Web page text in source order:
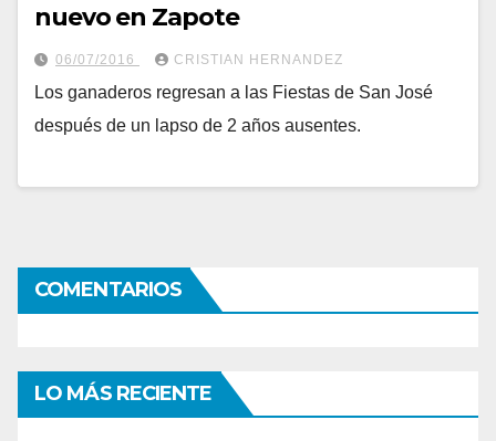
nuevo en Zapote
06/07/2016 CRISTIAN HERNANDEZ
Los ganaderos regresan a las Fiestas de San José
después de un lapso de 2 años ausentes.
COMENTARIOS
LO MÁS RECIENTE